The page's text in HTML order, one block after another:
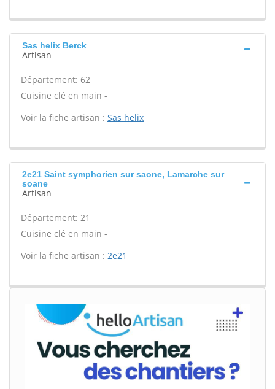
Sas helix Berck
Artisan
Département: 62
Cuisine clé en main -
Voir la fiche artisan : Sas helix
2e21 Saint symphorien sur saone, Lamarche sur
soane
Artisan
Département: 21
Cuisine clé en main -
Voir la fiche artisan : 2e21